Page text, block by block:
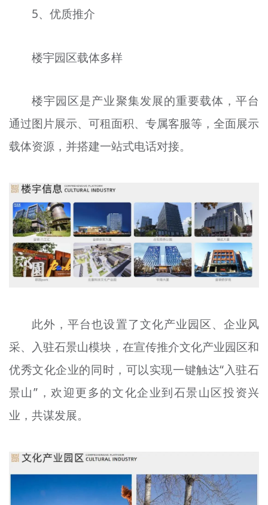
5、优质推介
楼宇园区载体多样
楼宇园区是产业聚集发展的重要载体，平台
通过图片展示、可租面积、专属客服等，全面展示
载体资源，并搭建一站式电话对接。
此外，平台也设置了文化产业园区、企业风
采、入驻石景山模块，在宣传推介文化产业园区和
优秀文化企业的同时，可以实现一键触达“入驻石
景山”，欢迎更多的文化企业到石景山区投资兴
业，共谋发展。